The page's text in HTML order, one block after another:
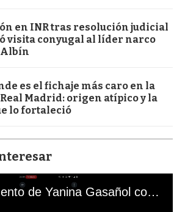
en INR tras resolución judicial
visita conyugal al líder narco
Albín
es el fichaje más caro en la
Madrid: origen atípico y la
lo fortaleció
El mal momento de Yanina Gasañol con un hincha argentino en "Subrayado"